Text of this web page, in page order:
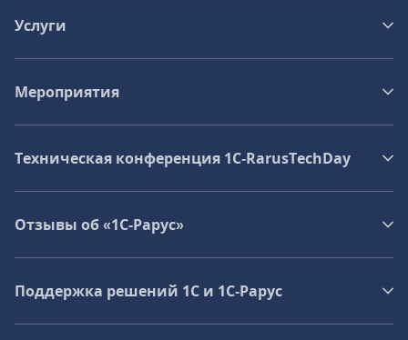
Услуги
Мероприятия
Техническая конференция 1C‑RarusTechDay
Отзывы об «1С-Рарус»
Поддержка решений 1С и 1С‑Рарус